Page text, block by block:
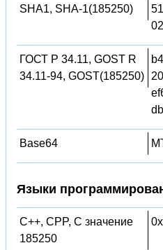
SHA1, SHA-1(185250)
ГОСТ Р 34.11, GOST R
34.11-94, GOST(185250)
Base64
Языки
C++, CPP, C значение
185250